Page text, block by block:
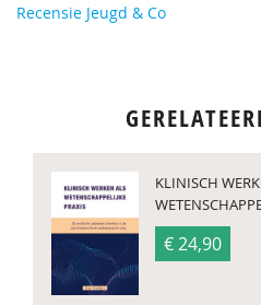
Recensie Jeugd & Co
KLINISCH
€ 24,90